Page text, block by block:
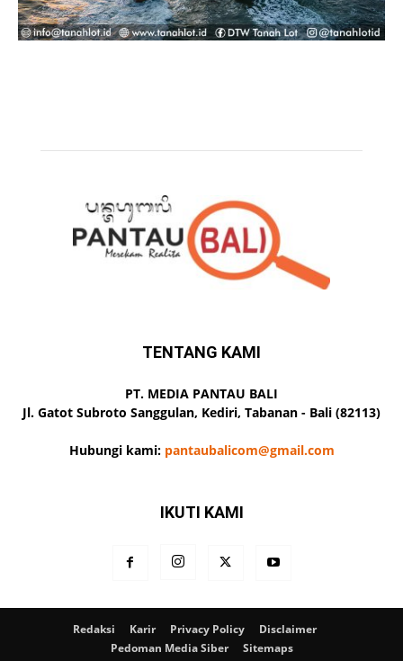
TENTANG KAMI
PT. MEDIA PANTAU BALI
Jl. Gatot Subroto Sanggulan, Kediri, Tabanan - Bali (82113)
Hubungi kami: pantaubalicom@gmail.com
IKUTI KAMI
Redaksi Karir Privacy Policy
Disclaimer
Pedoman Media Siber
Sitemaps